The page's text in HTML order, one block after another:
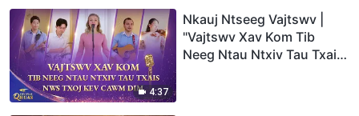
4:37
Nkauj Ntseeg Vajtswv |
"Vajtswv Xav Kom Tib
Neeg Ntau Ntxiv Tau Txais